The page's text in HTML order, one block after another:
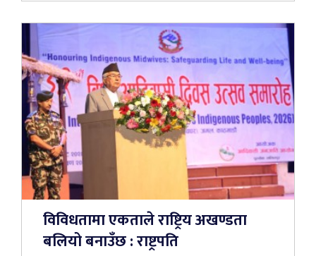
विविधतामा एकताले राष्ट्रिय अखण्डता
बलियो बनाउँछ : राष्ट्रपति